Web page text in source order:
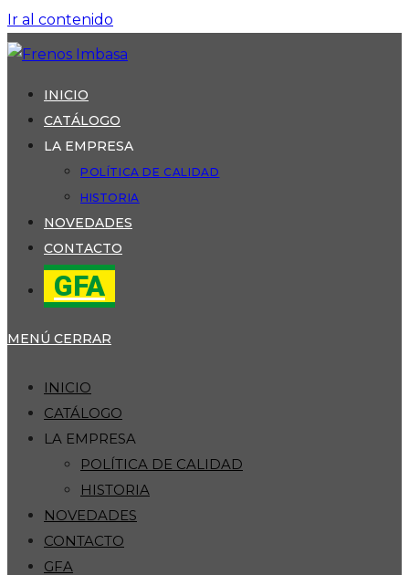
Ir al contenido
INICIO
CATÁLOGO
LA EMPRESA
POLÍTICA DE CALIDAD
HISTORIA
NOVEDADES
CONTACTO
GFA
MENÚ CERRAR
INICIO
CATÁLOGO
LA EMPRESA
POLÍTICA DE CALIDAD
HISTORIA
NOVEDADES
CONTACTO
GFA